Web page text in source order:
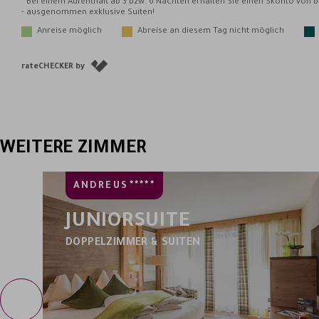
WEITERE ZIMMER
ANDREUS
RESORT
JUNIORSUITE
DOPPELZIMMER & SUITEN